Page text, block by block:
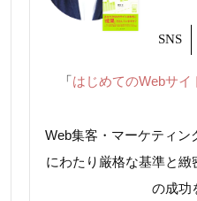
SNS
「はじめてのWebサイ
Web集客・マーケティン
にわたり厳格な基準と
の成功